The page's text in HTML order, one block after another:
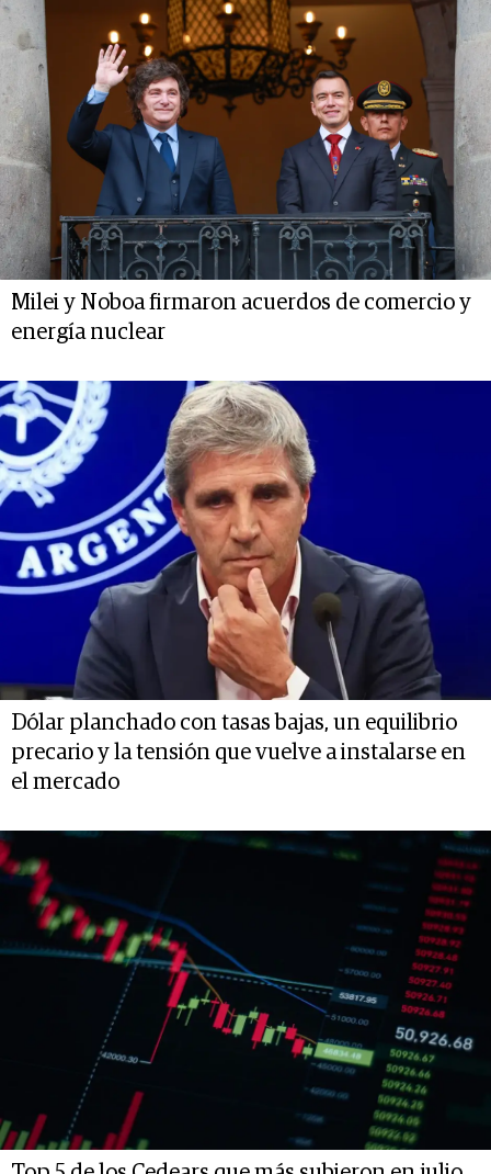
Milei y Noboa firmaron acuerdos de comercio y
energía nuclear
Dólar planchado con tasas bajas, un equilibrio
precario y la tensión que vuelve a instalarse en
el mercado